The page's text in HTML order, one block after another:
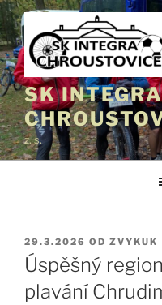
Přejít
k
obsahu
webu
SK
z. s.
PUBLIKOVÁNO
29.3.2026 OD ZVYKUK
Úspěšný
plavání